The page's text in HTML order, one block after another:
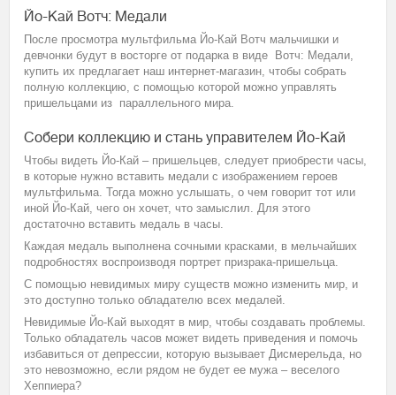
Йо-Кай Вотч: Медали
После просмотра мультфильма Йо-Кай Вотч мальчишки и
девчонки будут в восторге от подарка в виде Вотч: Медали,
купить их предлагает наш интернет-магазин, чтобы собрать
полную коллекцию, с помощью которой можно управлять
пришельцами из параллельного мира.
Собери коллекцию и стань управителем Йо-Кай
Чтобы видеть Йо-Кай – пришельцев, следует приобрести часы,
в которые нужно вставить медали с изображением героев
мультфильма. Тогда можно услышать, о чем говорит тот или
иной Йо-Кай, чего он хочет, что замыслил. Для этого
достаточно вставить медаль в часы.
Каждая медаль выполнена сочными красками, в мельчайших
подробностях воспроизводя портрет призрака-пришельца.
С помощью невидимых миру существ можно изменить мир, и
это доступно только обладателю всех медалей.
Невидимые Йо-Кай выходят в мир, чтобы создавать проблемы.
Только обладатель часов может видеть приведения и помочь
избавиться от депрессии, которую вызывает Дисмерельда, но
это невозможно, если рядом не будет ее мужа – веселого
Хеппиера?